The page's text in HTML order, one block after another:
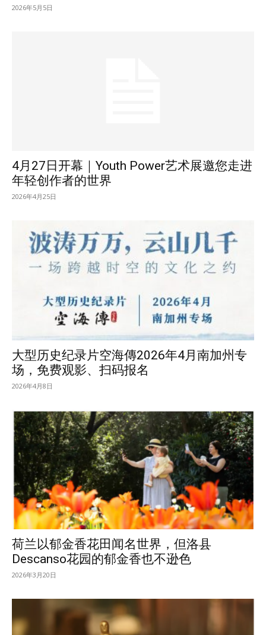
2026年5月5日
4月27日开幕｜Youth Power艺术展邀您走进
年轻创作者的世界
2026年4月25日
大型历史纪录片空海傳2026年4月南加州专
场，免费观影、扫码报名
2026年4月8日
荷兰以郁金香花田闻名世界，但洛县
Descanso花园的郁金香也不逊色
2026年3月20日